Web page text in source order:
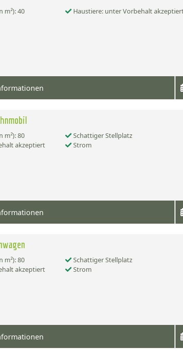
m²): 40 Haustiere: unter Vorbehalt
m²): 80
Schattiger Stellplatz
akzeptiert
Strom
m²): 80
Schattiger Stellplatz
akzeptiert
Strom